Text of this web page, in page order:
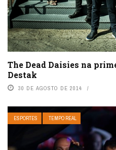
The Dead Daisies na
Destak
30 DE AGOSTO DE 2014
ESPORTES TEMPO REAL